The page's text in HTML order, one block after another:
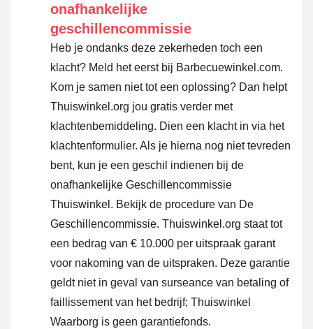
onafhankelijke
geschillencommissie
Heb je ondanks deze zekerheden toch een
klacht? Meld het eerst bij Barbecuewinkel.com.
Kom je samen niet tot een oplossing? Dan helpt
Thuiswinkel.org jou gratis verder met
klachtenbemiddeling. Dien een klacht in via het
klachtenformulier. Als je hierna nog niet tevreden
bent, kun je een geschil indienen bij de
onafhankelijke Geschillencommissie
Thuiswinkel. Bekijk de procedure van De
Geschillencommissie. Thuiswinkel.org staat tot
een bedrag van € 10.000 per uitspraak garant
voor nakoming van de uitspraken. Deze garantie
geldt niet in geval van surseance van betaling of
faillissement van het bedrijf; Thuiswinkel
Waarborg is geen garantiefonds.